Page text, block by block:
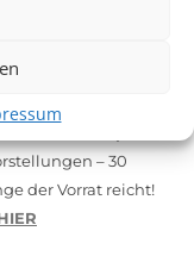
des deutschen
– 30
der Vorrat reicht!